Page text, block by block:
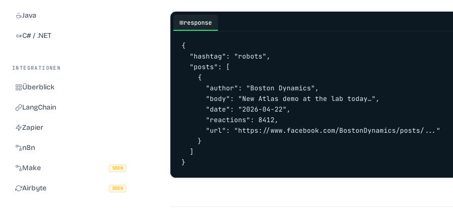
Java
C# / .NET
INTEGRATIONEN
Überblick
LangChain
Zapier
n8n
Make SOON
Airbyte SOON
response
{
  "hashtag": "robots",
  "posts": [
    {
      "author": "Boston Dynamics",
      "body": "New Atlas demo at the lab today…",
      "date": "2026-04-22",
      "reactions": 8412,
      "url": "https://www.facebook.com/BostonDynamics/posts/..."
    }
  ]
}